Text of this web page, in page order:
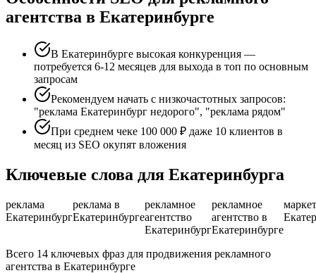
агентства в Екатеринбурге
В Екатеринбурге высокая конкуренция —
потребуется 6-12 месяцев для выхода в топ по основным
запросам
Рекомендуем начать с низкочастотных запросов:
"реклама Екатеринбург недорого", "реклама рядом"
При среднем чеке 100 000 ₽ даже 10 клиентов в
месяц из SEO окупят вложения
Ключевые слова для Екатеринбурга
реклама
Екатеринбург
реклама в
Екатеринбурге
рекламное
агентство
Екатеринбург
рекламное
агентство в
Екатеринбурге
Всего 14 ключевых фраз для продвижения рекламного
агентства в Екатеринбурге